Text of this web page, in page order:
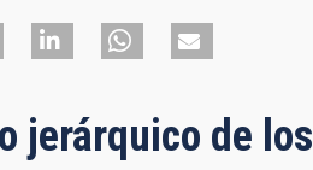
jerárquico de